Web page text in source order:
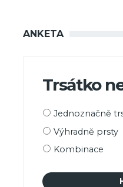
ANKETA
Trsátko
Možnosti
Jednoznačně
Výhradně prsty
Kombinace